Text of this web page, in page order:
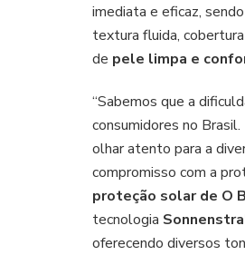
imediata e eficaz,
textura fluida,
de pele limpa e
“Sabemos que a
consumidores no
olhar atento para a
compromisso com a
proteção solar de O
tecnologia
oferecendo diversos